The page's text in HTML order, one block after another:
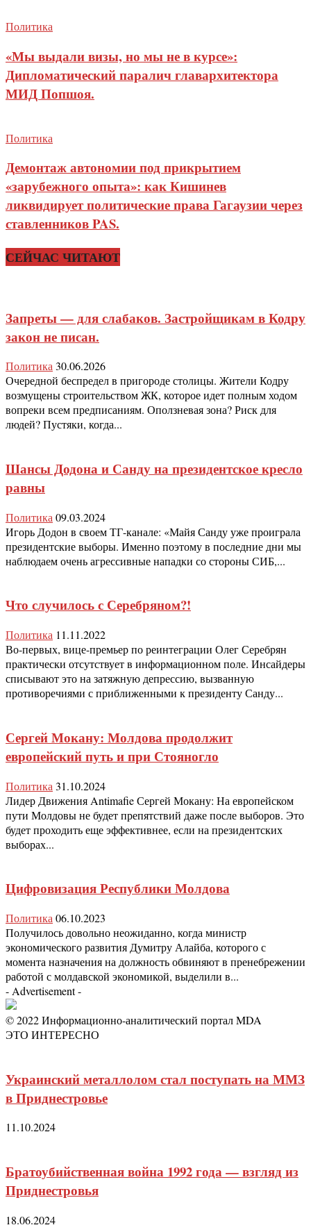
Политика
«Мы выдали визы, но мы не в курсе»:
Дипломатический паралич главархитектора
МИД Попшоя.
Политика
Демонтаж автономии под прикрытием
«зарубежного опыта»: как Кишинев
ликвидирует политические права Гагаузии через
ставленников PAS.
СЕЙЧАС ЧИТАЮТ
Запреты — для слабаков. Застройщикам в Кодру
закон не писан.
Политика30.06.2026
Очередной беспредел в пригороде столицы. Жители Кодру
возмущены строительством ЖК, которое идет полным ходом
вопреки всем предписаниям. Оползневая зона? Риск для
людей? Пустяки, когда...
Шансы Додона и Санду на президентское кресло
равны
Политика 09.03.2024
Игорь Додон в своем ТГ-канале: «Майя Санду уже проиграла
президентские выборы. Именно поэтому в последние дни мы
наблюдаем очень агрессивные нападки со стороны СИБ,...
Что случилось с Серебряном?!
Политика 11.11.2022
Во-первых, вице-премьер по реинтеграции Олег Серебрян
практически отсутствует в информационном поле. Инсайдеры
списывают это на затяжную депрессию, вызванную
противоречиями с приближенными к президенту Санду...
Сергей Мокану: Молдова продолжит
европейский путь и при Стояногло
Политика 31.10.2024
Лидер Движения Antimafie Сергей Мокану: На европейском
пути Молдовы не будет препятствий даже после выборов. Это
будет проходить еще эффективнее, если на президентских
выборах...
Цифровизация Республики Молдова
Политика 06.10.2023
Получилось довольно неожиданно, когда министр
экономического развития Думитру Алайба, которого с
момента назначения на должность обвиняют в пренебрежении
работой с молдавской экономикой, выделили в...
- Advertisement -
© 2022 Информационно-аналитический портал MDA
ЭТО ИНТЕРЕСНО
Украинский металлолом стал поступать на ММЗ
в Приднестровье
11.10.2024
Братоубийственная война 1992 года — взгляд из
Приднестровья
18.06.2024